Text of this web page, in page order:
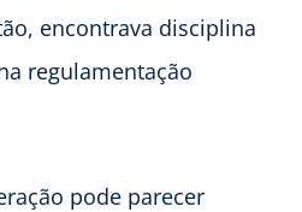
encontrava disciplina
regulamentação
pode parecer